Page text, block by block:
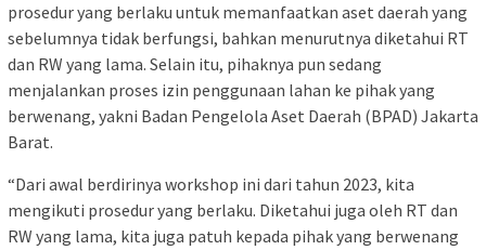
prosedur yang berlaku untuk memanfaatkan aset daerah yang
sebelumnya tidak berfungsi, bahkan menurutnya diketahui RT
dan RW yang lama. Selain itu, pihaknya pun sedang
menjalankan proses izin penggunaan lahan ke pihak yang
berwenang, yakni Badan Pengelola Aset Daerah (BPAD) Jakarta
Barat.
“Dari awal berdirinya workshop ini dari tahun 2023, kita
mengikuti prosedur yang berlaku. Diketahui juga oleh RT dan
RW yang lama, kita juga patuh kepada pihak yang berwenang